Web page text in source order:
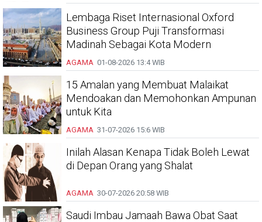
Lembaga Riset Internasional Oxford
Business Group Puji Transformasi
Madinah Sebagai Kota Modern
AGAMA 01-08-2026 13:4 WIB
15 Amalan yang Membuat Malaikat
Mendoakan dan Memohonkan Ampunan
untuk Kita
AGAMA 31-07-2026 15:6 WIB
Inilah Alasan Kenapa Tidak Boleh Lewat
di Depan Orang yang Shalat
AGAMA 30-07-2026 20:58 WIB
Saudi Imbau Jamaah Bawa Obat Saat